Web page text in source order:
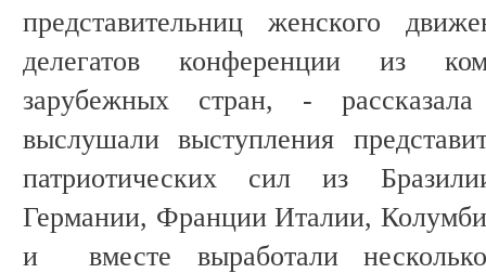
представительниц женского
делегатов конференции из
зарубежных стран, -
выслушали выступления
патриотических сил из
Германии, Франции Италии,
и вместе выработали